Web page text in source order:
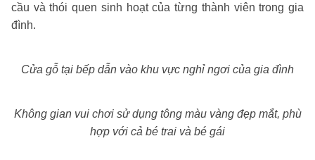
cầu và thói quen sinh hoạt của từng thành viên trong gia
đình.
Cửa gỗ tại bếp dẫn vào khu vực nghỉ ngơi của gia đình
Không gian vui chơi sử dụng tông màu vàng đẹp mắt, phù
hợp với cả bé trai và bé gái